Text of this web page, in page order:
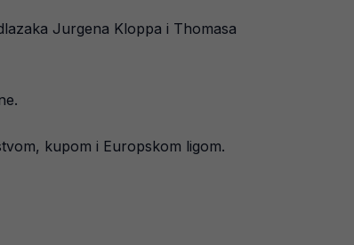
Jurgena Kloppa i Thomasa
kupom i Europskom ligom.